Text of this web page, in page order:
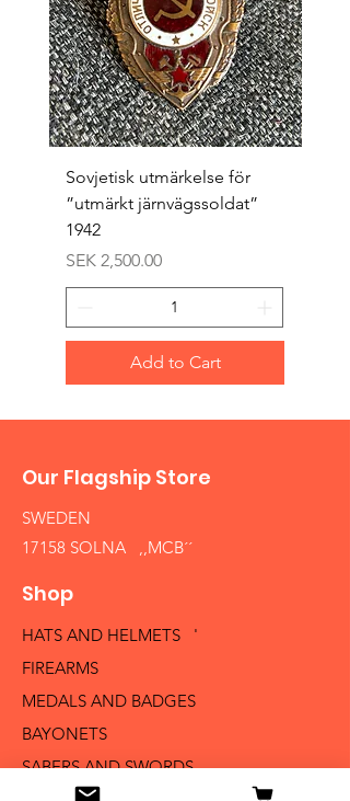
Sovjetisk utmärkelse för
”utmärkt järnvägssoldat”
1942
Price
SEK 2,500.00
Add to Cart
Our Flagship Store
SWEDEN
17158 SOLNA ,,MCB´´
Shop
HATS AND HELMETS '
FIREARMS
MEDALS AND BADGES
BAYONETS
SABERS AND SWORDS